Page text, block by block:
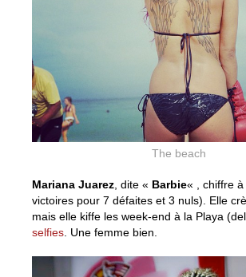
The beach
Mariana Juarez , dite « Barbie« , chiffre
victoires pour 7 défaites et 3 nuls). Elle
mais elle kiffe les week-end à la Playa
selfies . Une femme bien.